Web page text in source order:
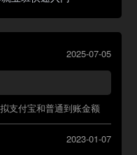
2025-07-05
支付宝和普通到账金额
2023-01-07